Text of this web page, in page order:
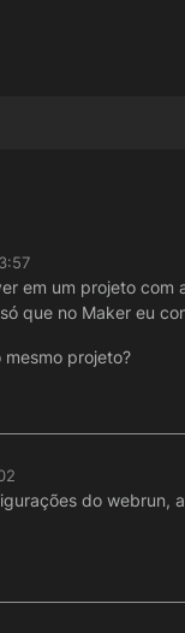
em um projeto
que no Maker eu
projeto?
do webrun,